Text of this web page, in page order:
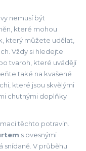
nemusí být
které mohou
který můžete udělat,
Vždy si hledejte
tvaroh, které uvádějí
také na kvašené
které jsou skvělými
chutnými doplňky
těchto potravin.
s ovesnými
snídaně. V průběhu